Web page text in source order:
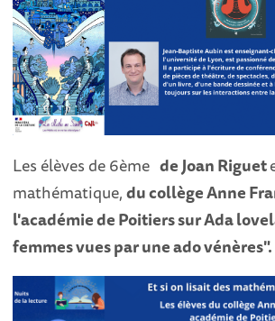
Les élèves de 6ème de Joan Riguet
mathématique,du collège Anne
l'académie de Poitiers sur Ada
femmes vues par une ado vénères".